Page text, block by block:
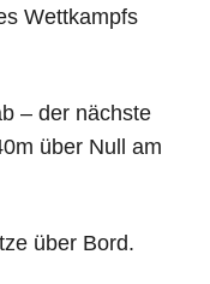
Wettkampfs
– der nächste
über Null am
über Bord.